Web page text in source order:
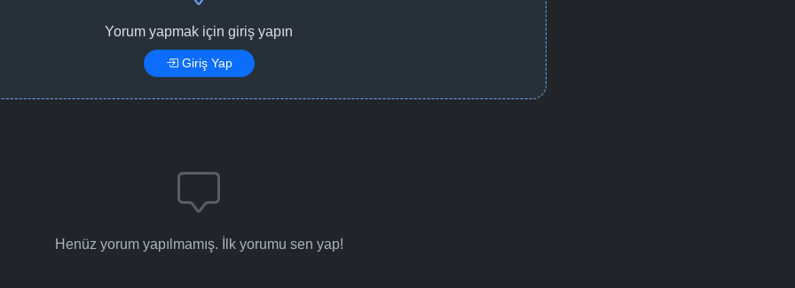
Yorum yapmak için giriş yapın
Giriş Yap
Henüz yorum yapılmamış. İlk yorumu sen yap!